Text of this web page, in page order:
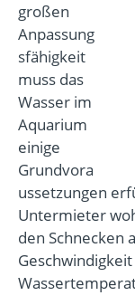
großen
Anpassung
sfähigkeit
muss das
Wasser im
Aquarium
einige
Grundvora
ussetzungen
Untermieter
den Schnecken